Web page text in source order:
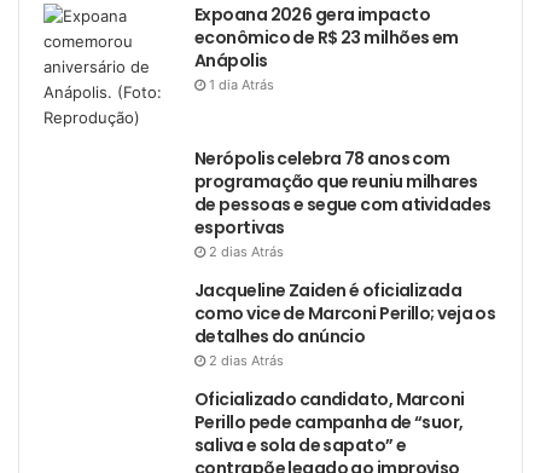
Expoana 2026 gera impacto
econômico de R$ 23 milhões em
Anápolis
1 dia Atrás
Nerópolis celebra 78 anos com
programação que reuniu milhares
de pessoas e segue com atividades
esportivas
2 dias Atrás
Jacqueline Zaiden é oficializada
como vice de Marconi Perillo; veja os
detalhes do anúncio
2 dias Atrás
Oficializado candidato, Marconi
Perillo pede campanha de “suor,
saliva e sola de sapato” e
contrapõe legado ao improviso